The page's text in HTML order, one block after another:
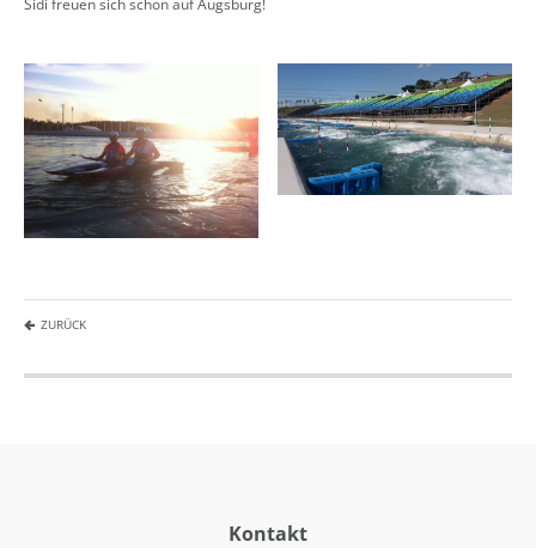
ZURÜCK
Kontakt